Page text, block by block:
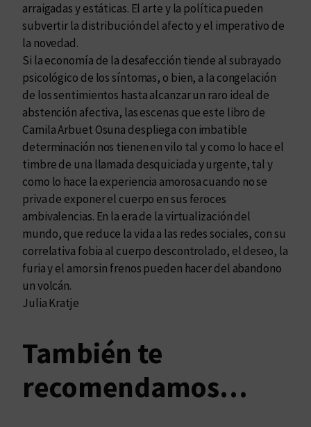
e
r
o
c
e
s
c
a
n
t
i
d
a
d
arraigadas y estáticas. El arte y la política pueden
subvertir la distribución del afecto y el imperativo de
la novedad.
Si la economía de la desafección tiende al subrayado
psicológico de los síntomas, o bien, a la congelación
de los sentimientos hasta alcanzar un raro ideal de
abstención afectiva, las escenas que este libro de
Camila Arbuet Osuna despliega con imbatible
determinación nos tienen en vilo tal y como lo hace el
timbre de una llamada desquiciada y urgente, tal y
como lo hace la experiencia amorosa cuando no se
priva de exponer el cuerpo en sus feroces
ambivalencias. En la era de la virtualización del
mundo, que reduce la vida a las redes sociales, con su
correlativa fobia al cuerpo descontrolado, el deseo, la
furia y el amor sin frenos pueden hacer del abandono
un volcán.
Julia Kratje
También te
recomendamos…